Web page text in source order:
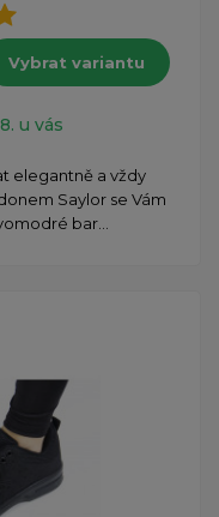
Vybrat variantu
u vás
elegantně a vždy
Saylor se Vám
bar...